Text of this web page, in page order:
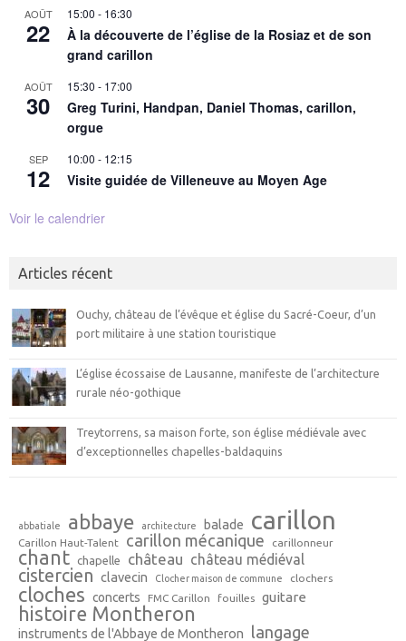
AOÛT
22
15:00 - 16:30
À la découverte de l’église de la Rosiaz et de son
grand carillon
AOÛT
30
15:30 - 17:00
Greg Turini, Handpan, Daniel Thomas, carillon,
orgue
SEP
12
10:00 - 12:15
Visite guidée de Villeneuve au Moyen Age
Voir le calendrier
Articles récent
Ouchy, château de l’évêque et église du Sacré-Coeur, d’un
port militaire à une station touristique
L’église écossaise de Lausanne, manifeste de l’architecture
rurale néo-gothique
Treytorrens, sa maison forte, son église médiévale avec
d’exceptionnelles chapelles-baldaquins
abbatiale abbaye architecture balade carillon
Carillon Haut-Talent carillon mécanique carillonneur
chant chapelle château château médiéval
cistercien clavecin Clocher maison de commune clochers
cloches concerts FMC Carillon fouilles guitare
histoire Montheron
instruments de l'Abbaye de Montheron langage